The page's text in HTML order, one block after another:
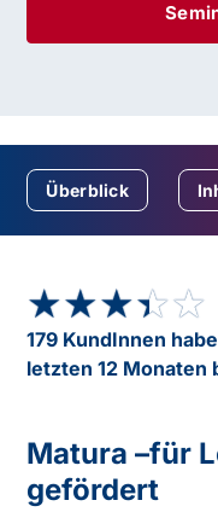
Überblick
★★★★★
★★★★★
179 KundInnen
letzten 12 Monaten
Matura –für
gefördert